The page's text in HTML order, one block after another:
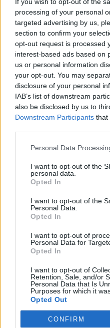
processing of your personal
targeted advertising by us,
section to confirm your
opt-out request is processed
interest-based ads based on
us or personal information
your opt-out. You may
disclosure of your personal
IAB’s list of downstream
also be disclosed by us to
Downstream Participants that
Personal Data
I want to opt-out of the
personal data.
Opted In
I want to opt-out of the
Personal Data.
Opted In
I want to opt-out of
Personal Data for
Opted In
I want to opt-out of
Retention, Sale, and/or
Personal Data that Is
Purposes for which it
Opted Out
CONFIRM
SENS
SOS (Șoșoacă)
POT (Gavrilă)
PACE (Peia)
Acțiunea Conservatoare
PDF (Lazarus)
PUSL (D. Voiculescu)
PNȚCD (Pavelescu)
PNCR (Terheș)
Partidul Patrioților
FAR (Coarnă)
România pe Primul Loc
Arată
Arhiva sondajelor